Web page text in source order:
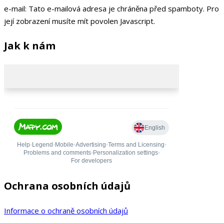
e-mail: Tato e-mailová adresa je chráněna před spamboty. Pro
její zobrazení musíte mít povolen Javascript.
Jak k nám
Ochrana osobních údajů
Informace o ochraně osobních údajů